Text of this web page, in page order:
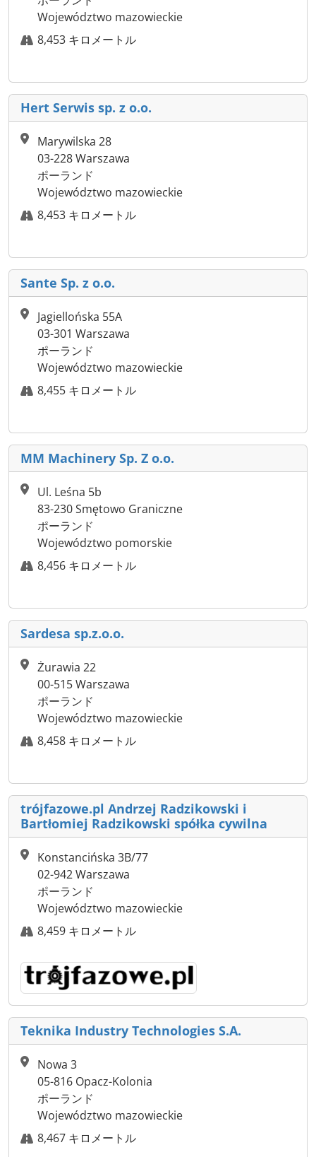
Województwo mazowieckie
8,453 キロメートル
Hert Serwis sp. z o.o.
Marywilska 28
03-228 Warszawa
ポーランド
Województwo mazowieckie
8,453 キロメートル
Sante Sp. z o.o.
Jagiellońska 55A
03-301 Warszawa
ポーランド
Województwo mazowieckie
8,455 キロメートル
MM Machinery Sp. Z o.o.
Ul. Leśna 5b
83-230 Smętowo Graniczne
ポーランド
Województwo pomorskie
8,456 キロメートル
Sardesa sp.z.o.o.
Żurawia 22
00-515 Warszawa
ポーランド
Województwo mazowieckie
8,458 キロメートル
trójfazowe.pl Andrzej Radzikowski i
Bartłomiej Radzikowski spółka cywilna
Konstancińska 3B/77
02-942 Warszawa
ポーランド
Województwo mazowieckie
8,459 キロメートル
Teknika Industry Technologies S.A.
Nowa 3
05-816 Opacz-Kolonia
ポーランド
Województwo mazowieckie
8,467 キロメートル